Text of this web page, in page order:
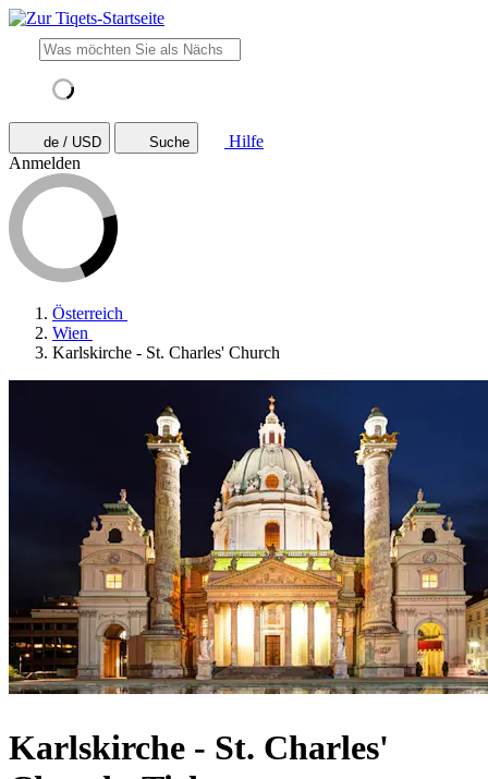
de / USD Suche
Hilfe
Anmelden
Österreich
Wien
Karlskirche - St. Charles' Church
Karlskirche - St. Charles'